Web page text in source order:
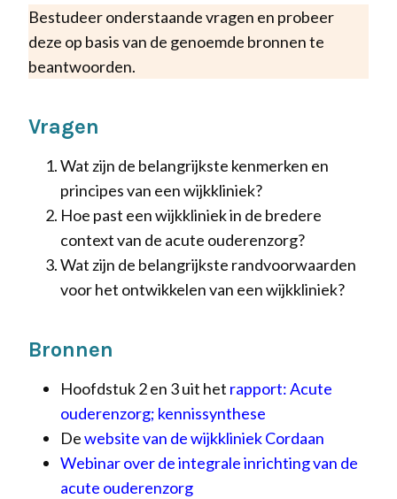
Bestudeer onderstaande vragen en probeer
deze op basis van de genoemde bronnen te
beantwoorden.
Vragen
Wat zijn de belangrijkste kenmerken en
principes van een wijkkliniek?
Hoe past een wijkkliniek in de bredere
context van de acute ouderenzorg?
Wat zijn de belangrijkste randvoorwaarden
voor het ontwikkelen van een wijkkliniek?
Bronnen
Hoofdstuk 2 en 3 uit het rapport: Acute
ouderenzorg; kennissynthese
Dewebsite van de wijkkliniek Cordaan
Webinar over de integrale inrichting van de
acute ouderenzorg